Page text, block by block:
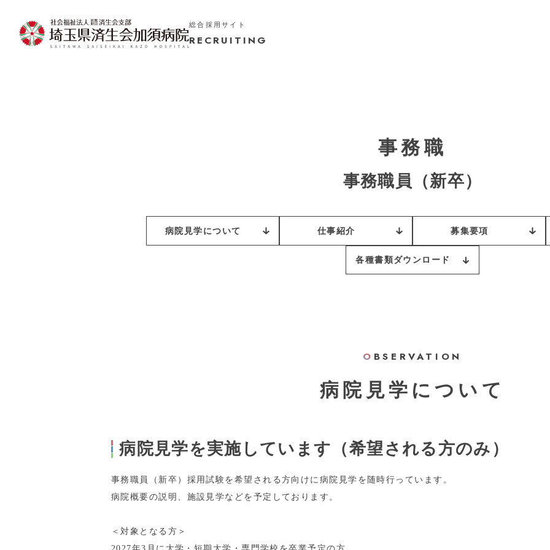
総合採用サイト
RECRUITING
事務職
事務職員（新卒）
病院見学について 仕事紹介 募集要項
各種書類ダウンロード
O BSERVATION
病院見学について
病院見学を実施しています（希望される方のみ）
事務職員（新卒）採用試験を希望される方向けに病院見学を随時行っています。
病院概要の説明、施設見学などを予定しております。
＜対象となる方＞